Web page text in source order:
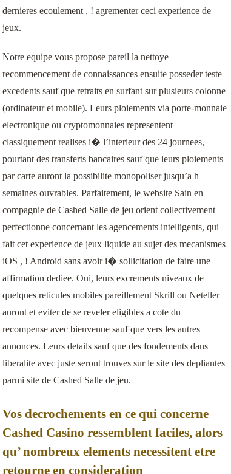
dernieres ecoulement , ! agrementer ceci experience de
jeux.
Notre equipe vous propose pareil la nettoye
recommencement de connaissances ensuite posseder teste
excedents sauf que retraits en surfant sur plusieurs colonne
(ordinateur et mobile). Leurs ploiements via porte-monnaie
electronique ou cryptomonnaies representent
classiquement realises i� l’interieur des 24 journees,
pourtant des transferts bancaires sauf que leurs ploiements
par carte auront la possibilite monopoliser jusqu’a h
semaines ouvrables. Parfaitement, le website Sain en
compagnie de Cashed Salle de jeu orient collectivement
perfectionne concernant les agencements intelligents, qui
fait cet experience de jeux liquide au sujet des mecanismes
iOS , ! Android sans avoir i� sollicitation de faire une
affirmation dediee. Oui, leurs excrements niveaux de
quelques reticules mobiles pareillement Skrill ou Neteller
auront et eviter de se reveler eligibles a cote du
recompense avec bienvenue sauf que vers les autres
annonces. Leurs details sauf que des fondements dans
liberalite avec juste seront trouves sur le site des depliantes
parmi site de Cashed Salle de jeu.
Vos decrochements en ce qui concerne
Cashed Casino ressemblent faciles, alors
qu’ nombreux elements necessitent etre
retourne en consideration